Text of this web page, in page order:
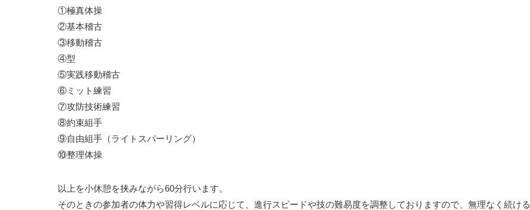
①極真体操
②基本稽古
③移動稽古
④型
⑤実践移動稽古
⑥ミット練習
⑦攻防技術練習
⑧約束組手
⑨自由組手（ライトスパーリング）
⑩整理体操
以上を小休憩を挟みながら60分行います。
そのときの参加者の体力や習得レベルに応じて、進行スピードや技の難易度を調整しておりますので、無理なく続ける